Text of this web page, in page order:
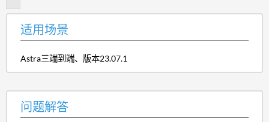
适用场景
Astra三端到端、版本23.07.1
问题解答